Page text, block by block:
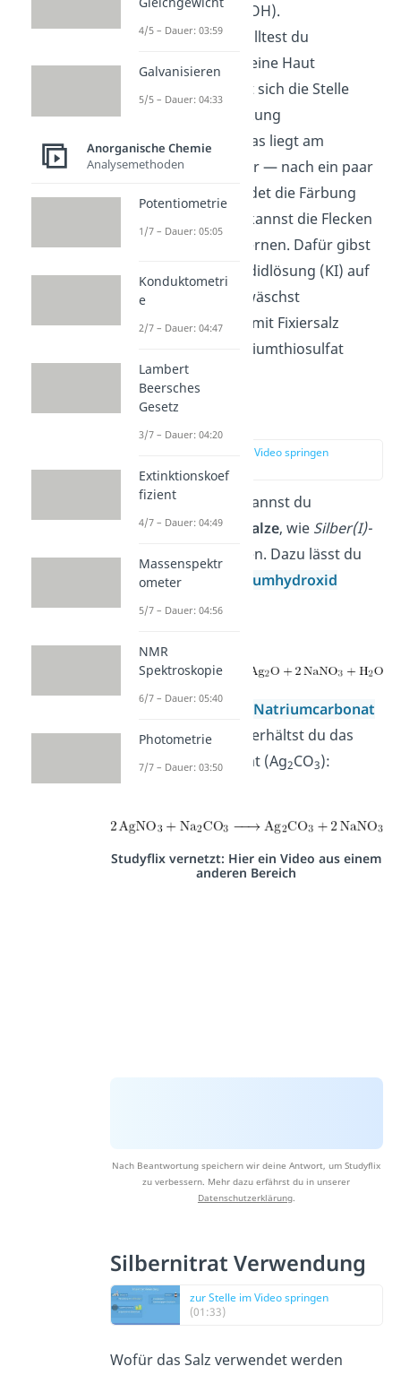
Ethanol(CH CH
OH).
Besonderheit
: Solltest du
Silbernitrat auf deine Haut
bekommen, färbt sich die Stelle
nach Lichteinwirkung
braunschwarz. Das liegt am
enthaltenen Silber — nach ein paar
Tagen verschwindet die Färbung
aber wieder. Du kannst die Flecken
entfernen. Dafür gibst
du eine Kaliumiodidlösung (KI) auf
die Flecken und wäschst
sie anschließend mit Fixiersalz
(Lösung aus Natriumthiosulfat
Na2S2O3
Reaktionen
zur Stelle im Video springen
Mithilfe von AgNO
kannst du
verschiedeneSilbersalze, wie Silber(I)-
oxid (Ag
2
, herstellen. Dazu lässt du
Silbernitrat mit
Natriumhydroxid
(NaOH) reagieren:
Bei der Reaktion von Natriumcarbonat
(Na
2CO3) mit AgNO
erhältst du das
Salz Silber(I)-carbonat (Ag2CO3):
Studyflix vernetzt: Hier ein Video aus einem
anderen Bereich
Nach Beantwortung speichern wir deine Antwort, um Studyflix
zu verbessern. Mehr dazu erfährst du in unserer
Datenschutzerklärung.
Silbernitrat Verwendung
zur Stelle im Video springen
(01:33)
Wofür das Salz verwendet werden
4/5 – Dauer: 03:59
Galvanisieren
5/5 – Dauer: 04:33
Anorganische Chemie
Analysemethoden
Potentiometrie
1/7 – Dauer: 05:05
Konduktometri
e
2/7 – Dauer: 04:47
Lambert
Beersches
Gesetz
3/7 – Dauer: 04:20
Extinktionskoef
fizient
4/7 – Dauer: 04:49
Massenspektr
ometer
5/7 – Dauer: 04:56
NMR
Spektroskopie
6/7 – Dauer: 05:40
Photometrie
7/7 – Dauer: 03:50